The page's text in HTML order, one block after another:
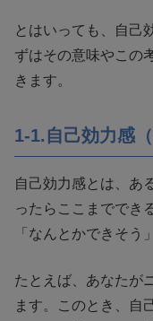
とはいっても、自己
ずはその意味やこの
きます。
1-1.自己効力感
自己効力感とは、あ
ったらここまででき
「なんとかできそう
たとえば、あなたが
ます。このとき、自